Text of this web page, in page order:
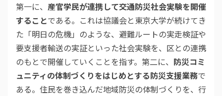
第一に、 産官学民が連携して交通防災社会実験を開催
することである。これは協議会と東京大学が続けてき
た「明日の危機」のような、避難ルートの実走検証や
要支援者輸送の実証といった社会実験を、区との連携
のもとで開催していくことを指す。第二に、 防災コミ
ュニティの体制づくりをはじめとする防災支援業務で
ある。住民を巻き込んだ地域防災の体制づくりを、行